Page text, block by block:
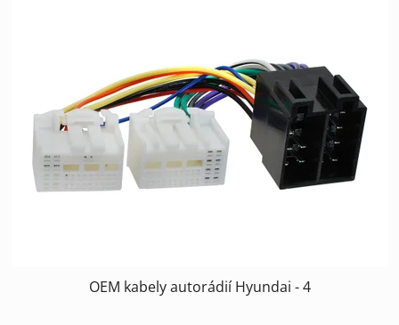
OEM kabely autorádií Hyundai - 4